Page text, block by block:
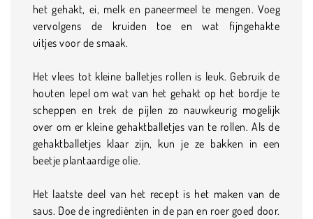
het gehakt, ei, melk en paneermeel te mengen. Voeg
vervolgens de kruiden toe en wat fijngehakte
uitjes voor de smaak.
Het vlees tot kleine balletjes rollen is leuk. Gebruik de
houten lepel om wat van het gehakt op het bordje te
scheppen en trek de pijlen zo nauwkeurig mogelijk
over om er kleine gehaktballetjes van te rollen. Als de
gehaktballetjes klaar zijn, kun je ze bakken in een
beetje plantaardige olie.
Het laatste deel van het recept is het maken van de
saus. Doe de ingrediënten in de pan en roer goed door.